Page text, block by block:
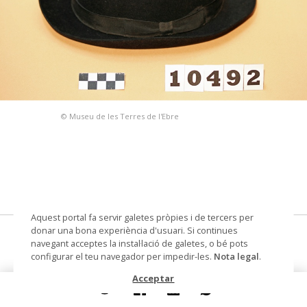
© Museu de les Terres de l'Ebre
barret d'home
barret de feltre
Aquest portal fa servir galetes pròpies i de tercers per
donar una bona experiència d'usuari. Si continues
navegant acceptes la instal·lació de galetes, o bé pots
configurar el teu navegador per impedir-les. Nota legal.
Acceptar